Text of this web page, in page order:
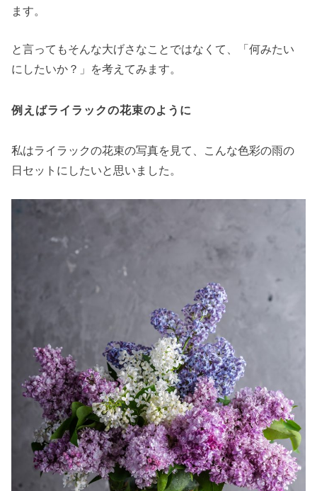
ます。
と言ってもそんな大げさなことではなくて、「何みたい
にしたいか？」を考えてみます。
例えばライラックの花束のように
私はライラックの花束の写真を見て、こんな色彩の雨の
日セットにしたいと思いました。